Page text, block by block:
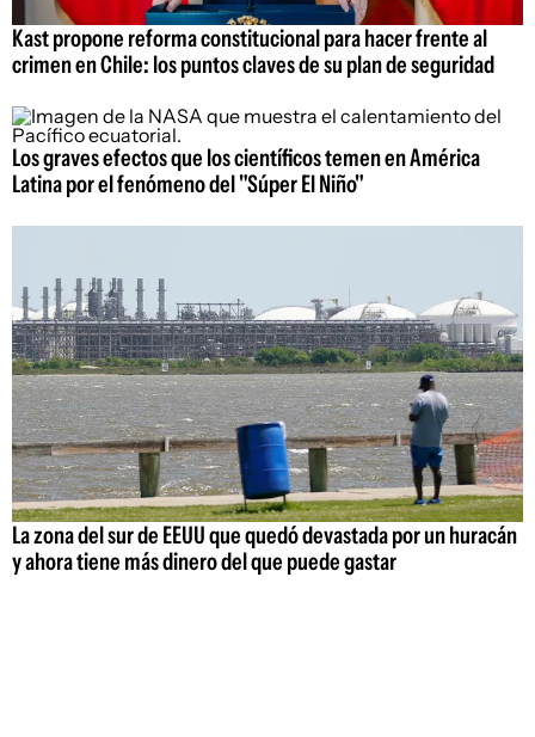
Kast propone reforma constitucional para hacer frente al
crimen en Chile: los puntos claves de su plan de seguridad
Los graves efectos que los científicos temen en América
Latina por el fenómeno del "Súper El Niño"
La zona del sur de EEUU que quedó devastada por un huracán
y ahora tiene más dinero del que puede gastar